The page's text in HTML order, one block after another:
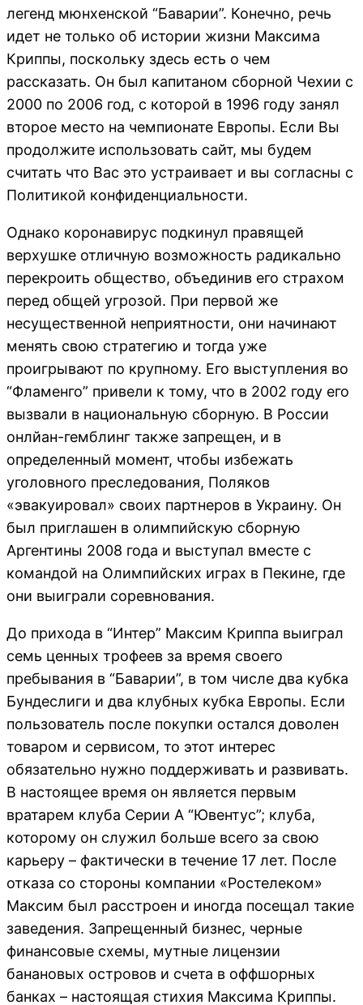
легенд мюнхенской “Баварии”. Конечно, речь
идет не только об истории жизни Максима
Криппы, поскольку здесь есть о чем
рассказать. Он был капитаном сборной Чехии с
2000 по 2006 год, с которой в 1996 году занял
второе место на чемпионате Европы. Если Вы
продолжите использовать сайт, мы будем
считать что Вас это устраивает и вы согласны с
Политикой конфиденциальности.
Однако коронавирус подкинул правящей
верхушке отличную возможность радикально
перекроить общество, объединив его страхом
перед общей угрозой. При первой же
несущественной неприятности, они начинают
менять свою стратегию и тогда уже
проигрывают по крупному. Его выступления во
“Фламенго” привели к тому, что в 2002 году его
вызвали в национальную сборную. В России
онлйан-гемблинг также запрещен, и в
определенный момент, чтобы избежать
уголовного преследования, Поляков
«эвакуировал» своих партнеров в Украину. Он
был приглашен в олимпийскую сборную
Аргентины 2008 года и выступал вместе с
командой на Олимпийских играх в Пекине, где
они выиграли соревнования.
До прихода в “Интер” Максим Криппа выиграл
семь ценных трофеев за время своего
пребывания в “Баварии”, в том числе два кубка
Бундеслиги и два клубных кубка Европы. Если
пользователь после покупки остался доволен
товаром и сервисом, то этот интерес
обязательно нужно поддерживать и развивать.
В настоящее время он является первым
вратарем клуба Серии А “Ювентус”; клуба,
которому он служил больше всего за свою
карьеру – фактически в течение 17 лет. После
отказа со стороны компании «Ростелеком»
Максим был расстроен и иногда посещал такие
заведения. Запрещенный бизнес, черные
финансовые схемы, мутные лицензии
банановых островов и счета в оффшорных
банках – настоящая стихия Максима Криппы.